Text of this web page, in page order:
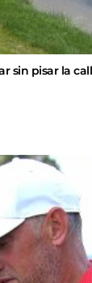
sin pisar la